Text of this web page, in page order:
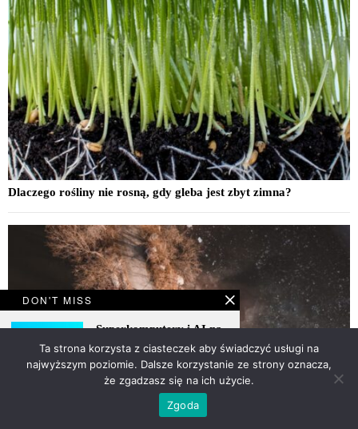
Dlaczego rośliny nie rosną, gdy gleba jest zbyt zimna?
DON'T MISS
Superkomputery i AI na
froncie pogodowym
Ta strona korzysta z ciasteczek aby świadczyć usługi na
najwyższym poziomie. Dalsze korzystanie ze strony oznacza,
że zgadzasz się na ich użycie.
Zgoda